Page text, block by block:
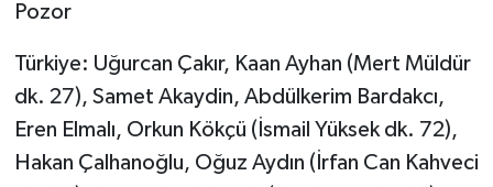
Pozor
Türkiye: Uğurcan Çakır, Kaan Ayhan (Mert Müldür
dk. 27), Samet Akaydin, Abdülkerim Bardakcı,
Eren Elmalı, Orkun Kökçü (İsmail Yüksek dk. 72),
Hakan Çalhanoğlu, Oğuz Aydın (İrfan Can Kahveci